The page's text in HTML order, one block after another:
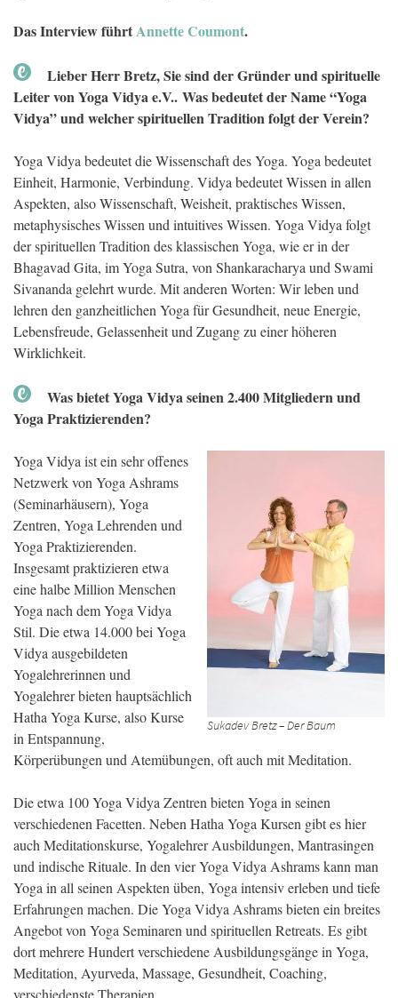
Das Interview führtAnnette Coumont.
Lieber Herr Bretz, Sie sind der Gründer und spirituelle
Leiter von Yoga Vidya e.V.. Was bedeutet der Name “Yoga
Vidya” und welcher spirituellen Tradition folgt der Verein?
Yoga Vidya bedeutet die Wissenschaft des Yoga. Yoga bedeutet
Einheit, Harmonie, Verbindung. Vidya bedeutet Wissen in allen
Aspekten, also Wissenschaft, Weisheit, praktisches Wissen,
metaphysisches Wissen und intuitives Wissen. Yoga Vidya folgt
der spirituellen Tradition des klassischen Yoga, wie er in der
Bhagavad Gita, im Yoga Sutra, von Shankaracharya und Swami
Sivananda gelehrt wurde. Mit anderen Worten: Wir leben und
lehren den ganzheitlichen Yoga für Gesundheit, neue Energie,
Lebensfreude, Gelassenheit und Zugang zu einer höheren
Wirklichkeit.
Was bietet Yoga Vidya seinen 2.400 Mitgliedern und
Yoga Praktizierenden?
Sukadev Bretz – Der Baum
Yoga Vidya ist ein sehr offenes
Netzwerk von Yoga Ashrams
(Seminarhäusern), Yoga
Zentren, Yoga Lehrenden und
Yoga Praktizierenden.
Insgesamt praktizieren etwa
eine halbe Million Menschen
Yoga nach dem Yoga Vidya
Stil. Die etwa 14.000 bei Yoga
Vidya ausgebildeten
Yogalehrerinnen und
Yogalehrer bieten hauptsächlich
Hatha Yoga Kurse, also Kurse
in Entspannung,
Körperübungen und Atemübungen, oft auch mit Meditation.
Die etwa 100 Yoga Vidya Zentren bieten Yoga in seinen
verschiedenen Facetten. Neben Hatha Yoga Kursen gibt es hier
auch Meditationskurse, Yogalehrer Ausbildungen, Mantrasingen
und indische Rituale. In den vier Yoga Vidya Ashrams kann man
Yoga in all seinen Aspekten üben, Yoga intensiv erleben und tiefe
Erfahrungen machen. Die Yoga Vidya Ashrams bieten ein breites
Angebot von Yoga Seminaren und spirituellen Retreats. Es gibt
dort mehrere Hundert verschiedene Ausbildungsgänge in Yoga,
Meditation, Ayurveda, Massage, Gesundheit, Coaching,
verschiedenste Therapien.